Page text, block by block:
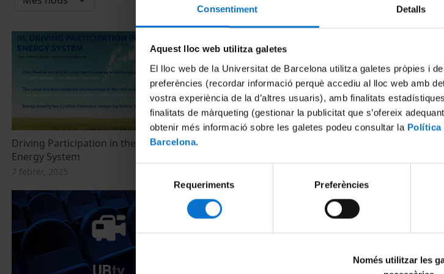
Consentiment Detalls
Aquest lloc web utilitza galetes
El lloc web de la Universitat de Barcelona utilitza galetes pròpies i
preferències (recordar informació perquè accediu al lloc web amb
vostra experiència de la d’altres usuaris), amb finalitats
finalitats de màrqueting (gestionar la publicitat que s’ofereix
obtenir més informació sobre les galetes podeu consultar la Política
Barcelona.
consentiment
Requeriments Preferències
Només utilitzar les
Driving Participation in the Net-Zero
Energy System
7 febrer, 2025